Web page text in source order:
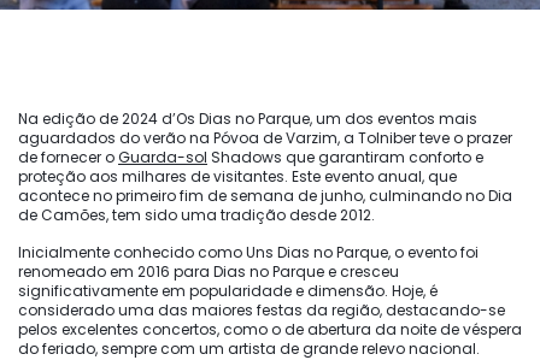
Na edição de 2024 d’Os Dias no Parque, um dos eventos mais
aguardados do verão na Póvoa de Varzim, a Tolniber teve o prazer
de fornecer oGuarda-sol Shadows que garantiram conforto e
proteção aos milhares de visitantes. Este evento anual, que
acontece no primeiro fim de semana de junho, culminando no Dia
de Camões, tem sido uma tradição desde 2012.
Inicialmente conhecido como Uns Dias no Parque, o evento foi
renomeado em 2016 para Dias no Parque e cresceu
significativamente em popularidade e dimensão. Hoje, é
considerado uma das maiores festas da região, destacando-se
pelos excelentes concertos, como o de abertura da noite de véspera
do feriado, sempre com um artista de grande relevo nacional.